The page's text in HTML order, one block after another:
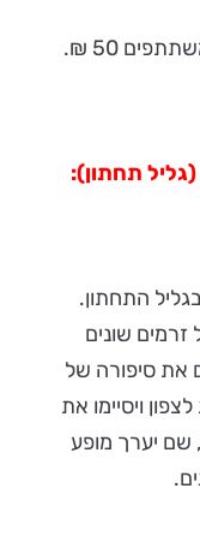
50 ₪.
התחתון.
זרמים שונים
את סיפורה של
ויסיימו את
שם יערך מופע